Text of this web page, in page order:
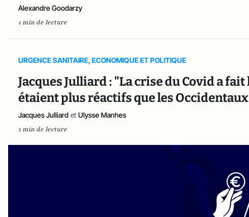
Alexandre Goodarzy
1 min de lecture
URGENCE SANITAIRE, ECONOMIQUE ET POLITIQUE
Jacques Julliard : "La crise du Covid a
étaient plus réactifs que les
Jacques Julliard et Ulysse Manhes
1 min de lecture